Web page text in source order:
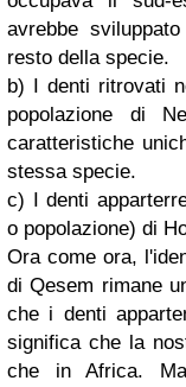
avrebbe
resto della specie.
b) I denti ritrovati
popolazione di
caratteristiche
stessa specie.
c) I denti
o popolazione) di
Ora come ora,
di Qesem rimane
che i denti
significa che la
che in Africa. Ma